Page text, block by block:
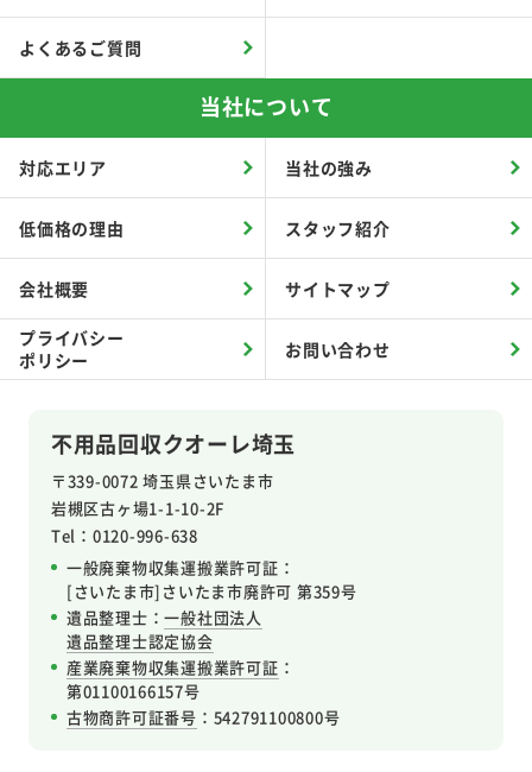
不用品回収クオーレ埼玉
〒339-0072 埼玉県さいたま市
岩槻区古ヶ場1-1-10-2F
Tel：0120-996-638
一般廃棄物収集運搬業許可証：
[さいたま市]さいたま市廃許可 第359号
遺品整理士：一般社団法人
遺品整理士認定協会
産業廃棄物収集運搬業許可証 ：
第01100166157号
古物商許可証番号 ：542791100800号
よくあるご質問
当社について
対応エリア 当社の強み
低価格の理由 スタッフ紹介
会社概要 サイトマップ
プライバシー
ポリシー
お問い合わせ